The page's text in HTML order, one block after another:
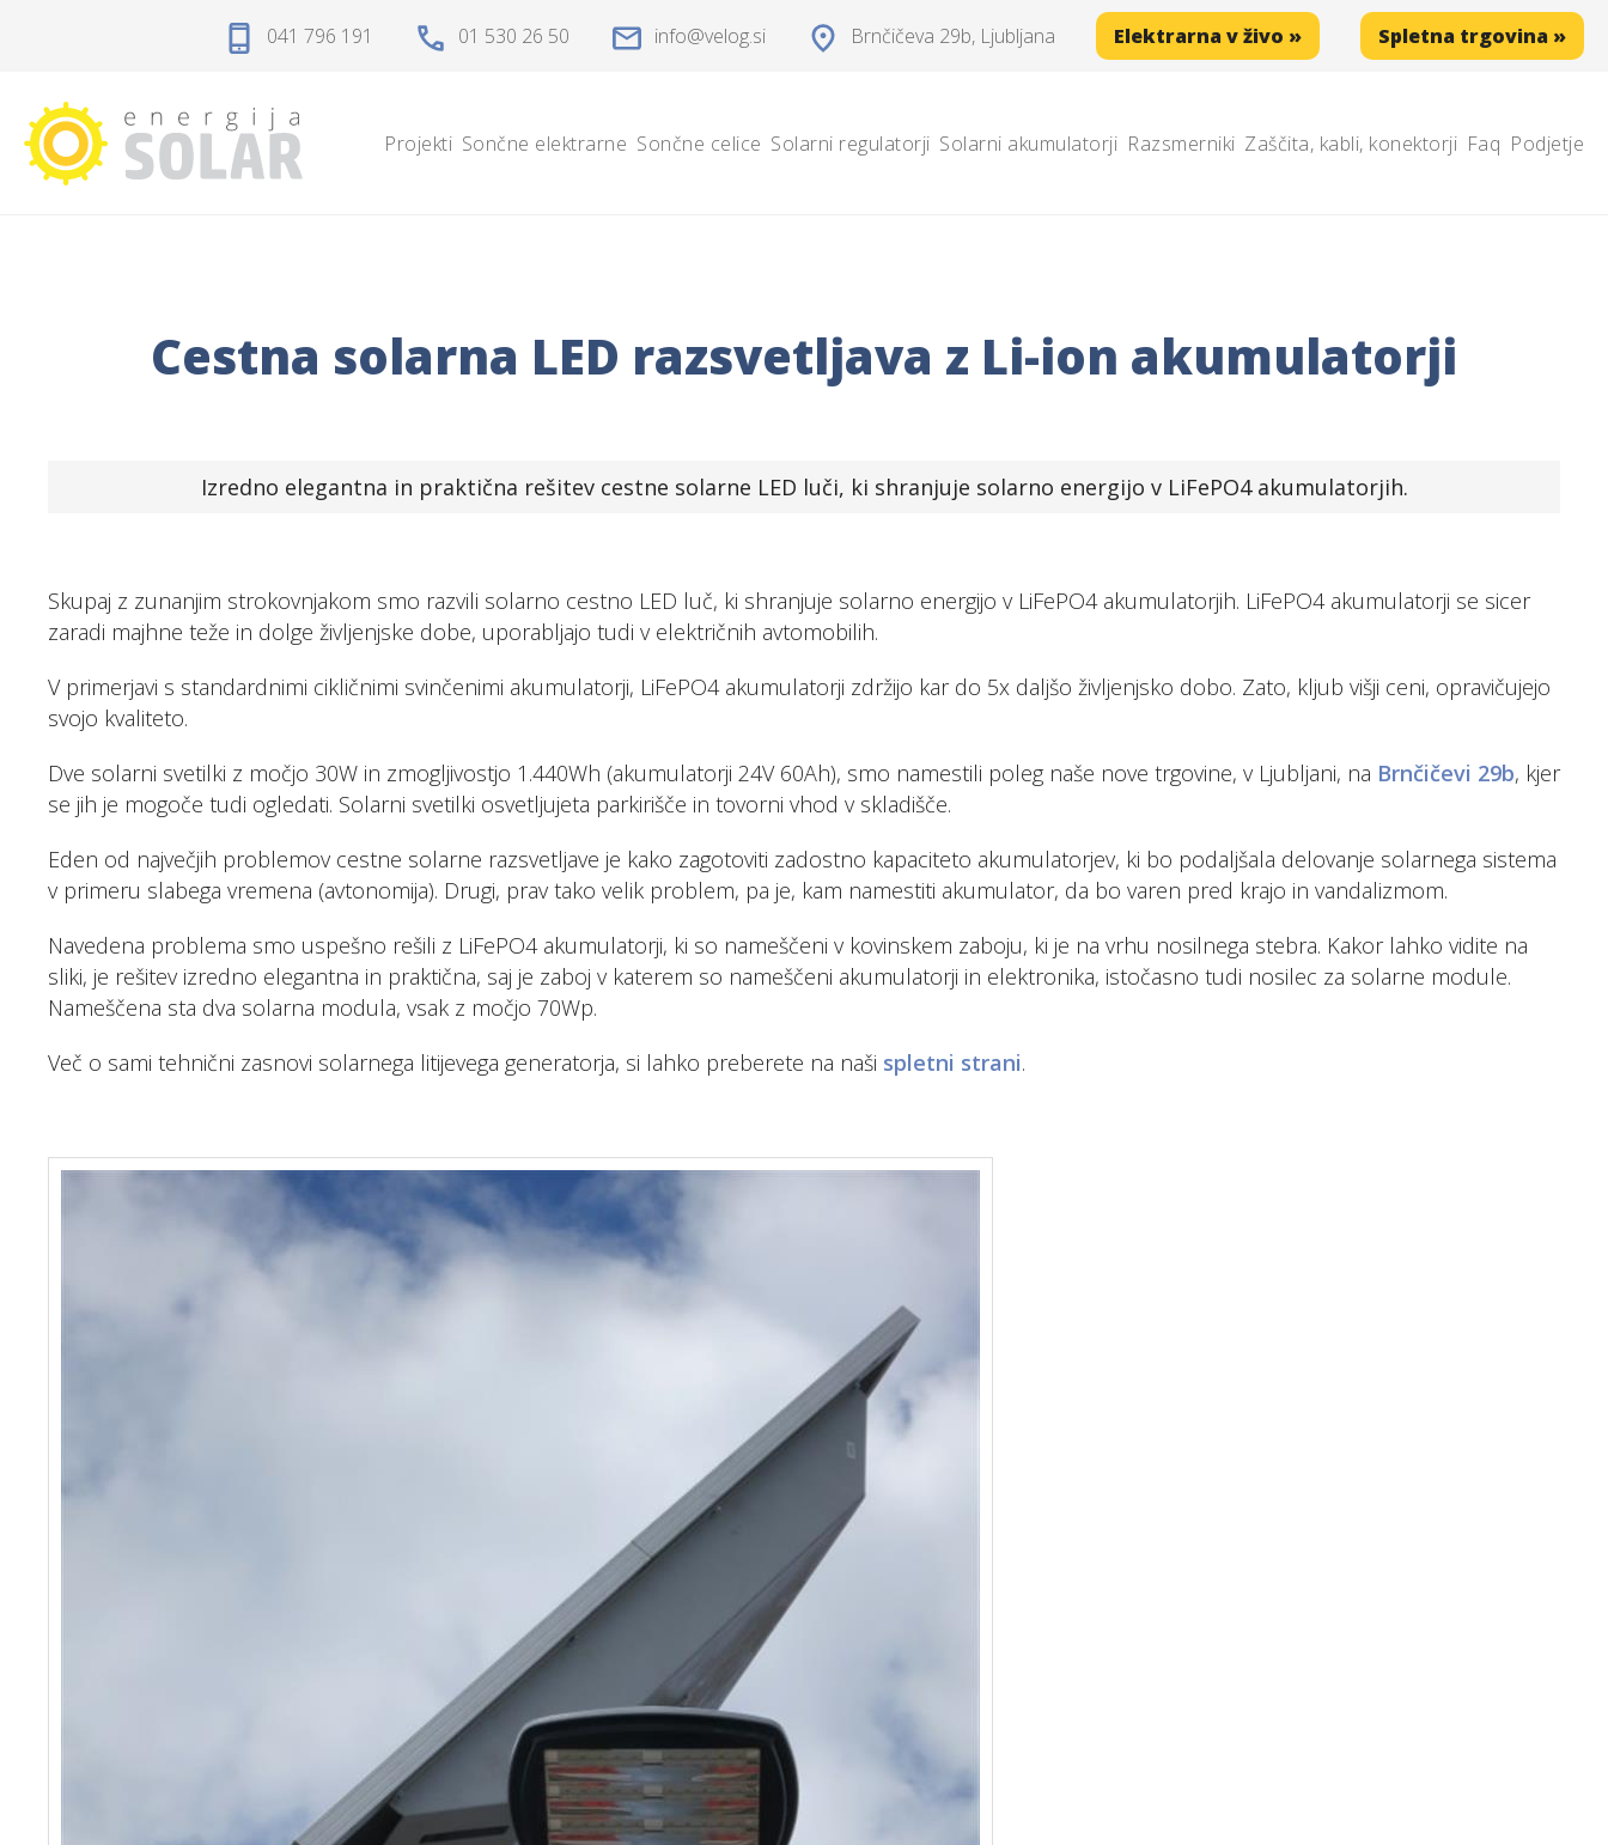
Projekti
Sončne elektrarne
Solarni akumulatorji
Podjetje
Spletna trgovina »
041 796 191 01 530 26 50 info velog.si Brnčičeva 29b, Ljubljana Elektrarna v živo » Spletna trgovina »
Projekti Sončne elektrarne Sončne celice Solarni regulatorji Solarni akumulatorji Razsmerniki Zaščita, kabli, konektorji Faq Podjetje
Cestna solarna LED razsvetljava z Li-ion akumulatorji
Izredno elegantna in praktična rešitev cestne solarne LED luči, ki shranjuje solarno energijo v LiFePO4 akumulatorjih.
Skupaj z zunanjim strokovnjakom smo razvili solarno cestno LED luč, ki shranjuje solarno energijo v LiFePO4 akumulatorjih. LiFePO4 akumulatorji se sicer
zaradi majhne teže in dolge življenjske dobe, uporabljajo tudi v električnih avtomobilih.
V primerjavi s standardnimi cikličnimi svinčenimi akumulatorji, LiFePO4 akumulatorji zdržijo kar do 5x daljšo življenjsko dobo. Zato, kljub višji ceni, opravičujejo
svojo kvaliteto.
Dve solarni svetilki z močjo 30W in zmogljivostjo 1.440Wh (akumulatorji 24V 60Ah), smo namestili poleg naše nove trgovine, v Ljubljani, na Brnčičevi 29b, kjer
se jih je mogoče tudi ogledati. Solarni svetilki osvetljujeta parkirišče in tovorni vhod v skladišče.
Eden od največjih problemov cestne solarne razsvetljave je kako zagotoviti zadostno kapaciteto akumulatorjev, ki bo podaljšala delovanje solarnega sistema
v primeru slabega vremena (avtonomija). Drugi, prav tako velik problem, pa je, kam namestiti akumulator, da bo varen pred krajo in vandalizmom.
Navedena problema smo uspešno rešili z LiFePO4 akumulatorji, ki so nameščeni v kovinskem zaboju, ki je na vrhu nosilnega stebra. Kakor lahko vidite na
sliki, je rešitev izredno elegantna in praktična, saj je zaboj v katerem so nameščeni akumulatorji in elektronika, istočasno tudi nosilec za solarne module.
Nameščena sta dva solarna modula, vsak z močjo 70Wp.
Več o sami tehnični zasnovi solarnega litijevega generatorja, si lahko preberete na naši spletni strani.